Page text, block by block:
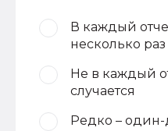
В каждый
несколько раз
Не в каждый
случается
Редко – один-